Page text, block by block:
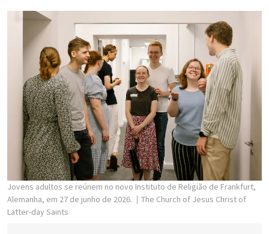
Jovens adultos se reúnem no novo Instituto de Religião de Frankfurt,
Alemanha, em 27 de junho de 2026.
The Church of Jesus Christ of
Latter-day Saints